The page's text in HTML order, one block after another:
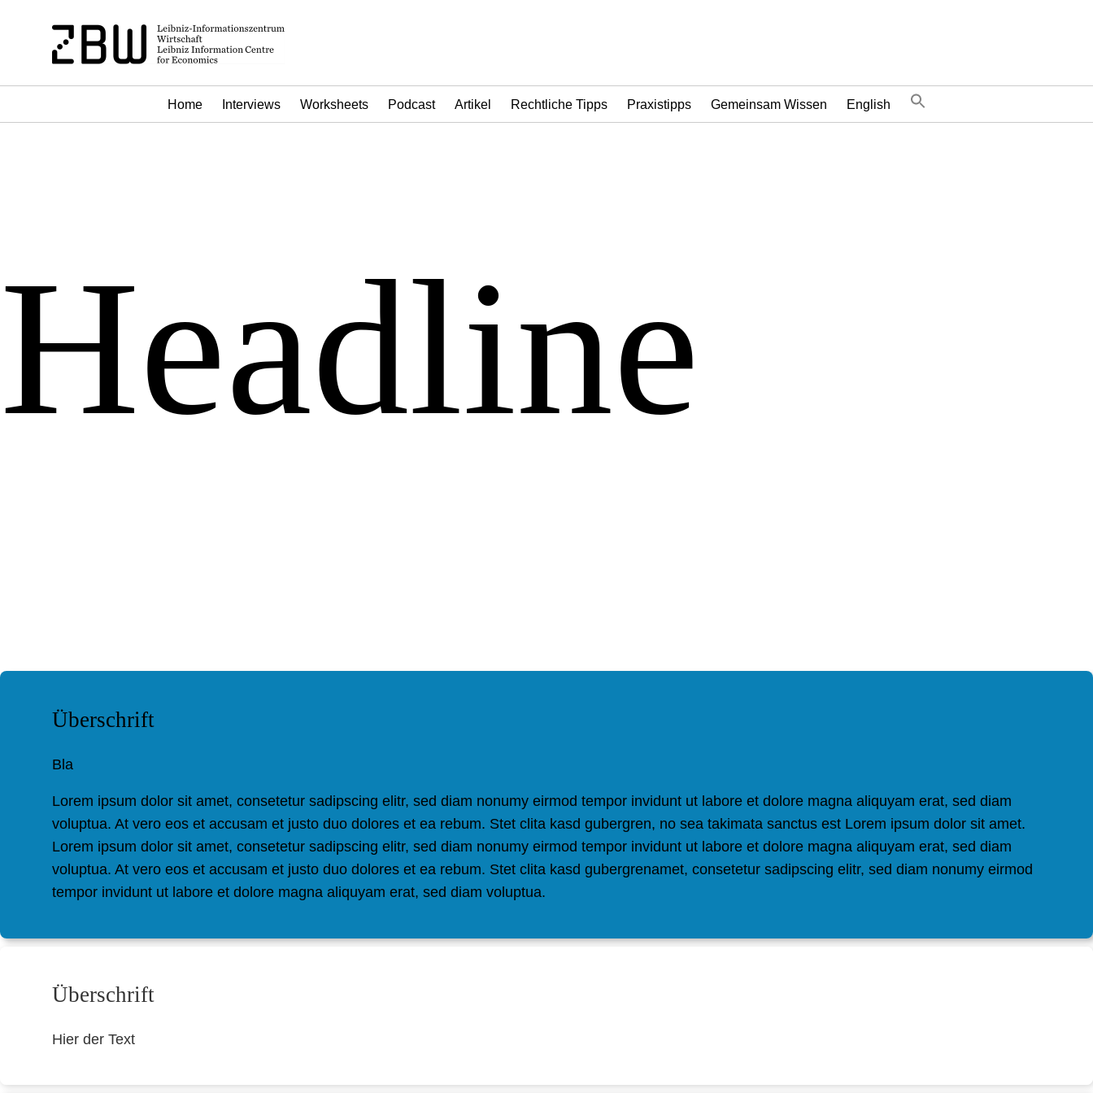
Home Interviews Worksheets Podcast Artikel Rechtliche Tipps Praxistipps Gemeinsam Wissen English
Headline
Überschrift
Bla
Lorem ipsum dolor sit amet, consetetur sadipscing elitr, sed diam nonumy eirmod tempor invidunt ut labore et dolore magna aliquyam erat, sed diam
voluptua. At vero eos et accusam et justo duo dolores et ea rebum. Stet clita kasd gubergren, no sea takimata sanctus est Lorem ipsum dolor sit amet.
Lorem ipsum dolor sit amet, consetetur sadipscing elitr, sed diam nonumy eirmod tempor invidunt ut labore et dolore magna aliquyam erat, sed diam
voluptua. At vero eos et accusam et justo duo dolores et ea rebum. Stet clita kasd gubergrenamet, consetetur sadipscing elitr, sed diam nonumy eirmod
tempor invidunt ut labore et dolore magna aliquyam erat, sed diam voluptua.
Überschrift
Hier der Text